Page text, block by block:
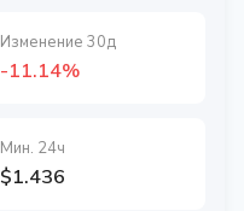
Изменение 30д
-11.14%
Мин. 24ч
$1.436